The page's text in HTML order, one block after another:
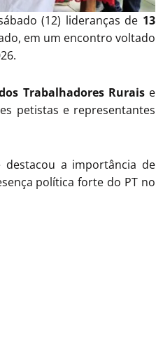
(12) lideranças de 13
em um encontro voltado
Trabalhadores Ruraise
petistas e representantes
destacou a importância de
política forte do PT no